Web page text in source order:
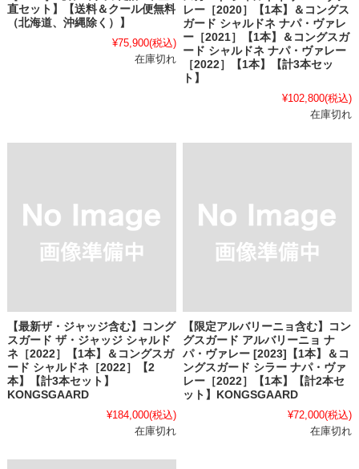
直セット】【送料＆クール便無料
（北海道、沖縄除く）】
¥75,900(税込)
在庫切れ
レー［2020］【1本】＆コングス
ガード シャルドネ ナパ・ヴァレ
ー［2021］【1本】＆コングスガ
ード シャルドネ ナパ・ヴァレー
［2022］【1本】【計3本セッ
ト】
¥102,800(税込)
在庫切れ
【最新ザ・ジャッジ含む】コング
スガード ザ・ジャッジ シャルド
ネ［2022］【1本】＆コングスガ
ード シャルドネ［2022］【2
本】【計3本セット】
KONGSGAARD
¥184,000(税込)
在庫切れ
【限定アルバリーニョ含む】コン
グスガード アルバリーニョ ナ
パ・ヴァレー [2023]【1本】＆コ
ングスガード シラー ナパ・ヴァ
レー［2022］【1本】【計2本セ
ット】KONGSGAARD
¥72,000(税込)
在庫切れ